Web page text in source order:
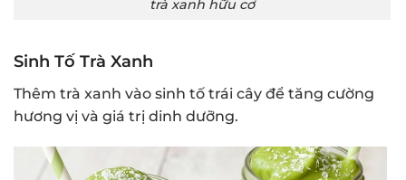
trà xanh hữu cơ
Sinh Tố Trà Xanh
Thêm trà xanh vào sinh tố trái cây để tăng cường
hương vị và giá trị dinh dưỡng.